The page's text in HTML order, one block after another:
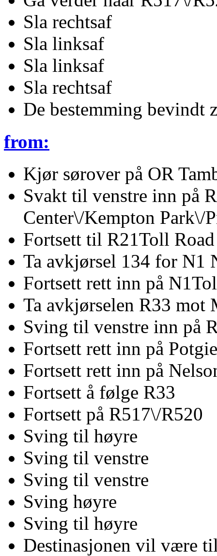
Sla rechtsaf
Sla linksaf
Sla linksaf
Sla rechtsaf
De bestemming bevindt
from:
Kjør sørover på OR
Svakt til venstre inn på
Center\/Kempton Park\/
Fortsett til R21Toll Road
Ta avkjørsel 134 for N1
Fortsett rett inn på
Ta avkjørselen R33
Sving til venstre inn på
Fortsett rett inn på
Fortsett rett inn på
Fortsett å følge R33
Fortsett på R517\/R520
Sving til høyre
Sving til venstre
Sving til venstre
Sving høyre
Sving til høyre
Destinasjonen vil være